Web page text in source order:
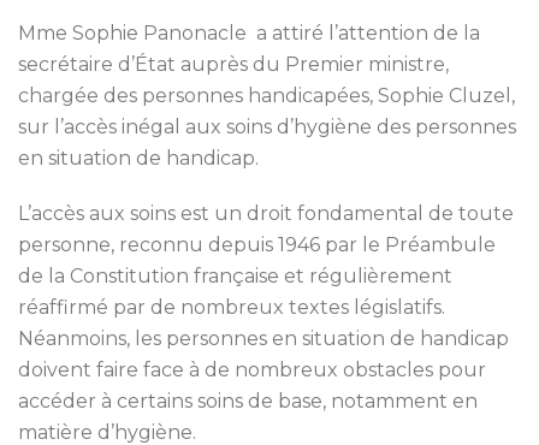
Mme Sophie Panonacle a attiré l’attention de la
secrétaire d’État auprès du Premier ministre,
chargée des personnes handicapées, Sophie Cluzel,
sur l’accès inégal aux soins d’hygiène des personnes
en situation de handicap.
L’accès aux soins est un droit fondamental de toute
personne, reconnu depuis 1946 par le Préambule
de la Constitution française et régulièrement
réaffirmé par de nombreux textes législatifs.
Néanmoins, les personnes en situation de handicap
doivent faire face à de nombreux obstacles pour
accéder à certains soins de base, notamment en
matière d’hygiène.